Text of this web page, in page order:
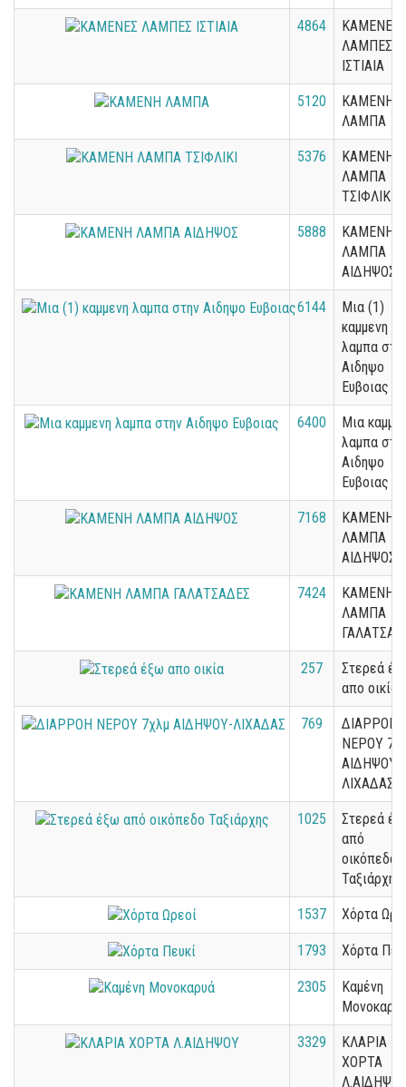
4864
ΚΑΜΕΝΕΣ
ΛΑΜΠΕΣ
ΙΣΤΙΑΙΑ
5120
ΚΑΜΕΝΗ
ΛΑΜΠΑ
5376
ΚΑΜΕΝΗ
ΛΑΜΠΑ
ΤΣΙΦΛΙΚΙ
5888
ΚΑΜΕΝΗ
ΛΑΜΠΑ
ΑΙΔΗΨΟΣ
6144
Μια (1)
καμμενη
λαμπα
Αιδηψο
Ευβοιας
6400
Μια
λαμπα
Αιδηψο
Ευβοιας
7168
ΚΑΜΕΝΗ
ΛΑΜΠΑ
ΑΙΔΗΨΟΣ
7424
ΚΑΜΕΝΗ
ΛΑΜΠΑ
257
Στερεά
απο οικία
769
ΔΙΑΡΡΟΗ
ΝΕΡΟΥ
ΑΙΔΗΨΟΥ-
ΛΙΧΑΔΑΣ
1025
Στερεά
από
οικόπεδο
Ταξιάρχης
1537 Χόρτα
1793 Χόρτα
2305
Καμένη
3329
ΚΛΑΡΙΑ
ΧΟΡΤΑ